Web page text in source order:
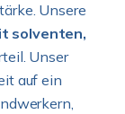
Unsere
solventen,
Unser
auf ein